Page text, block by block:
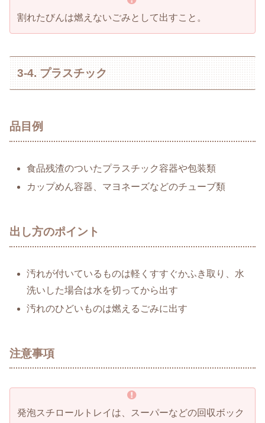
割れたびんは燃えないごみとして出すこと。
3-4. プラスチック
品目例
食品残渣のついたプラスチック容器や包装類
カップめん容器、マヨネーズなどのチューブ類
出し方のポイント
汚れが付いているものは軽くすすぐかふき取り、水
洗いした場合は水を切ってから出す
汚れのひどいものは燃えるごみに出す
注意事項
発泡スチロールトレイは、スーパーなどの回収ボック